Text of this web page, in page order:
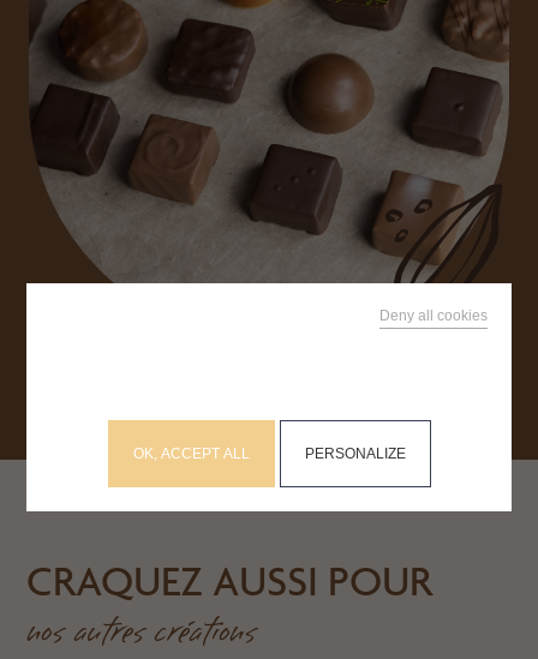
CRAQUEZ AUSSI POUR
nos autres créations
RECHERCHEZ SUR LE SITE
OK, ACCEPT ALL
Deny all cookies
PERSONALIZE